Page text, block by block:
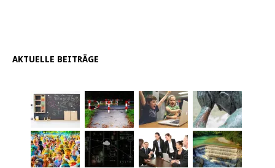
AKTUELLE BEITRÄGE